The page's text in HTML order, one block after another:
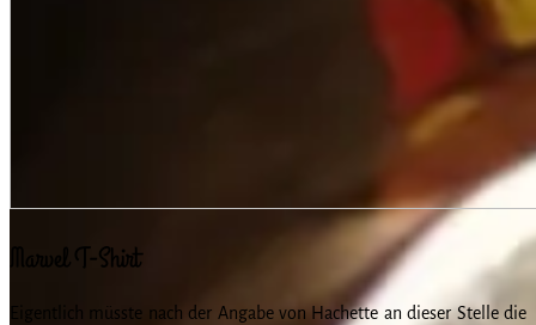
Marvel T-Shirt
Eigentlich müsste nach der Angabe von Hachette an dieser Stelle die